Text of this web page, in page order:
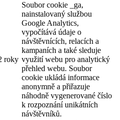
roky
Soubor cookie _ga,
nainstalovaný službou
Google Analytics,
vypočítává údaje o
návštěvnících, relacích a
kampaních a také sleduje
využití webu pro analytický
přehled webu. Soubor
cookie ukládá informace
anonymně a přiřazuje
náhodně vygenerované číslo
k rozpoznání unikátních
návštěvníků.